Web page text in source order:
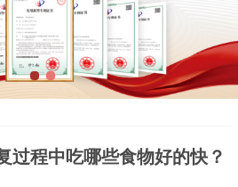
过程中吃哪些食物好的快？